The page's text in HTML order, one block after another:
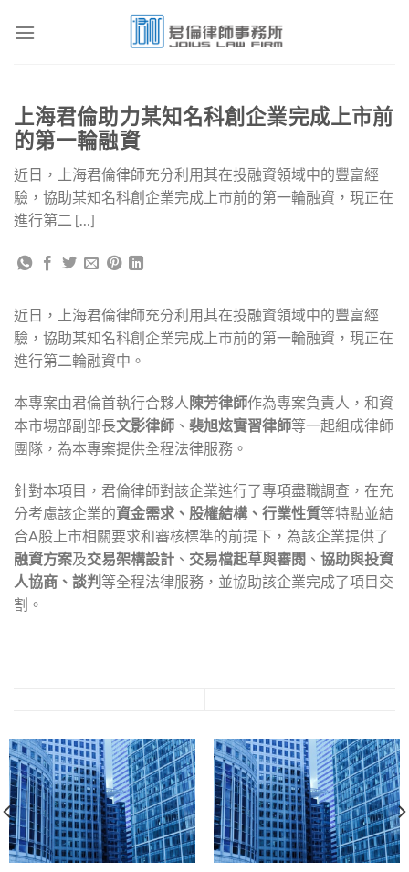
上海君倫助力某知名科創企業完成上市前
的第一輪融資
近日，上海君倫律師充分利用其在投融資領域中的豐富經
驗，協助某知名科創企業完成上市前的第一輪融資，現正在
進行第二 […]
近日，上海君倫律師充分利用其在投融資領域中的豐富經
驗，協助某知名科創企業完成上市前的第一輪融資，現正在
進行第二輪融資中。
本專案由君倫首執行合夥人 陳芳律師作為專案負責人，和資
本市場部副部長文影律師 、 裴旭炫實習律師等一起組成律師
團隊，為本專案提供全程法律服務。
針對本項目，君倫律師對該企業進行了專項盡職調查，在充
分考慮該企業的資金需求、股權結構、行業性質等特點並結
合A股上市相關要求和審核標準的前提下，為該企業提供了
融資方案及交易架構設計 、 交易檔起草與審閱 、 協助與投資
人協商、談判 等全程法律服務，並協助該企業完成了項目交
割。